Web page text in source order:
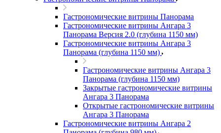
Гастрономические витрины Панорама
Гастрономические витрины Ангара 3
Панорама Версия 2.0 (глубина 1150 мм)
Гастрономические витрины Ангара 3
Панорама (глубина 1150 мм)
Гастрономические витрины Ангара 3
Панорама (глубина 1150 мм)
Закрытые гастрономические витрины
Ангара 3 Панорама
Открытые гастрономические витрины
Ангара 3 Панорама
Гастрономические витрины Ангара 2